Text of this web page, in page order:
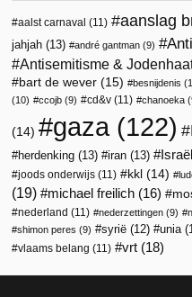
aalst carnaval (11) aanslag
jahjah (13) andré gantman (9)
Antisemitisme &
bart de wever (15) besnijdenis
(10)
ccojb (9) cd&v (11) chanoeka
(14) gaza(122)
herdenking (13) iran (13) Israël
joods onderwijs (11) kkl (14)
(19)
michael freilich (16)
nederland (11) nederzettingen (9)
shimon peres (9) syrië (12) unia
vlaams belang (11) vrt (18)